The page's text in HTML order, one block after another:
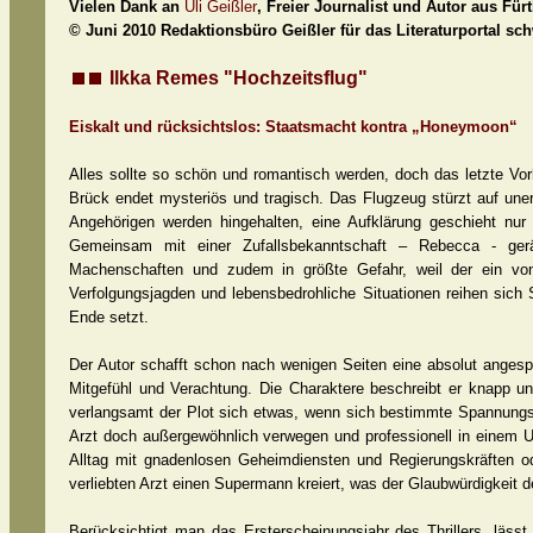
Vielen Dank an Uli Geißler, Freier Journalist und Autor aus
© Juni 2010 Redaktionsbüro Geißler für das Literaturportal
Ilkka Remes "Hochzeitsflug"
Eiskalt und rücksichtslos: Staatsmacht kontra „Honeymoon“
Alles sollte so schön und romantisch werden, doch das letzte
Brück endet mysteriös und tragisch. Das Flugzeug stürzt auf
Angehörigen werden hingehalten, eine Aufklärung geschieht
Gemeinsam mit einer Zufallsbekanntschaft – Rebecca -
Machenschaften und zudem in größte Gefahr, weil der ein
Verfolgungsjagden und lebensbedrohliche Situationen reihen
Ende setzt.
Der Autor schafft schon nach wenigen Seiten eine absolut
Mitgefühl und Verachtung. Die Charaktere beschreibt er knapp
verlangsamt der Plot sich etwas, wenn sich bestimmte
Arzt doch außergewöhnlich verwegen und professionell in
Alltag mit gnadenlosen Geheimdiensten und
verliebten Arzt einen Supermann kreiert, was der Glaubwürdigkeit